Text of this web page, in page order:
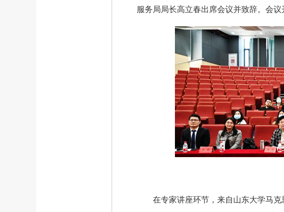
服务局局长高立春出席会议并致辞。会
在专家讲座环节，来自山东大学马克